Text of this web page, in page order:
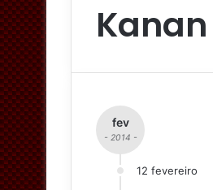
Kanan
fev
- 2014 -
12 fevereiro